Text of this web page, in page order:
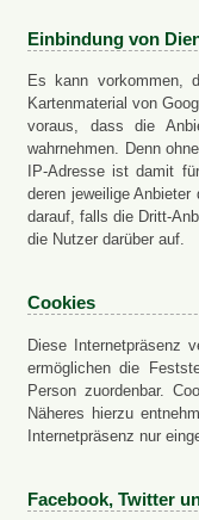
Einbindung von
Es kann vorkommen,
Kartenmaterial von
voraus, dass die
wahrnehmen. Denn
IP-Adresse ist damit
deren jeweilige
darauf, falls die Dritt-
die Nutzer darüber auf.
Cookies
Diese Internetpräsenz
ermöglichen die
Person zuordenbar.
Näheres hierzu
Internetpräsenz nur
Facebook, Twitter